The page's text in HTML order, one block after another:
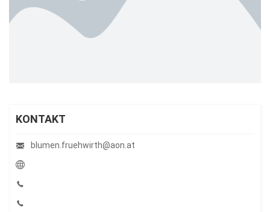
KONTAKT
blumen.fruehwirth@aon.at